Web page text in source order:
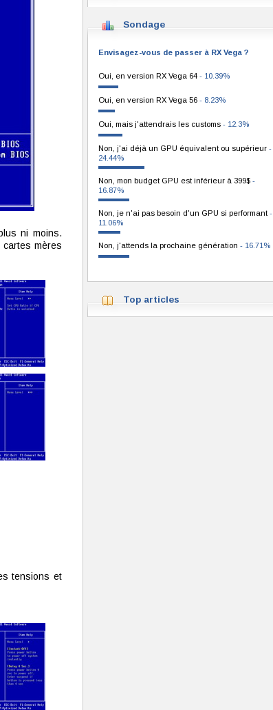
ni moins.
cartes mères
tensions et
Sondage
Envisagez-vous de passer à RX Vega ?
Oui, en version RX Vega 64 - 10.39%
Oui, en version RX Vega 56 - 8.23%
Oui, mais j'attendrais les customs - 12.3%
Non, j'ai déjà un GPU équivalent ou supérieur -
24.44%
Non, mon budget GPU est inférieur à 399$ -
16.87%
Non, je n'ai pas besoin d'un GPU si performant -
11.06%
Non, j'attends la prochaine génération - 16.71%
Top articles